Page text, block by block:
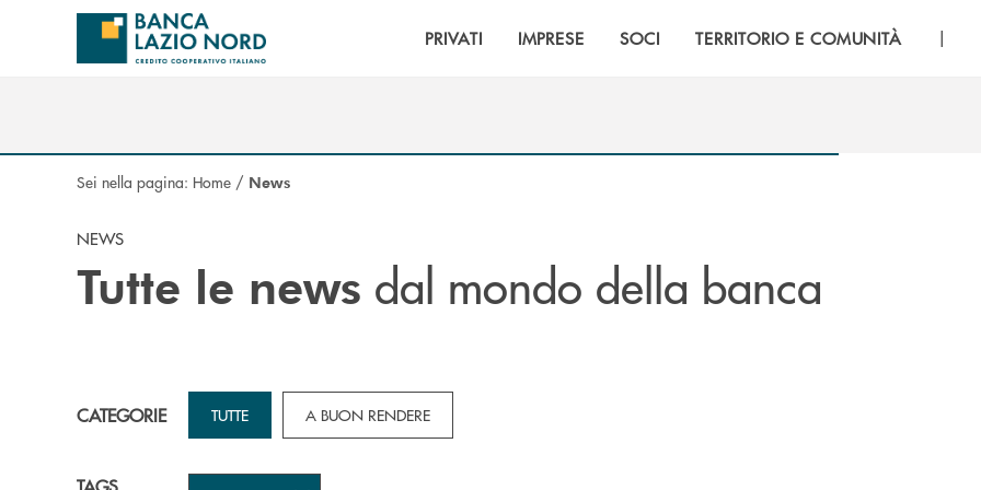
Salta al contenuto principale
PRIVATI IMPRESE SOCI TERRITORIO E COMUNITÀ |
Sei nella pagina: Home / News
NEWS
Tutte le news dal mondo della banca
CATEGORIE TUTTE A BUON RENDERE